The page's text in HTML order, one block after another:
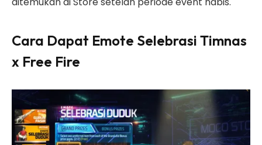
Cara Dapat Emote Selebrasi Timnas
x Free Fire